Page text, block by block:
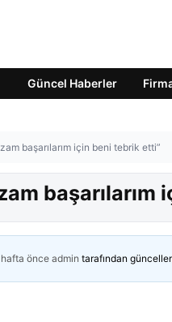
Güncel Haberler
başarılarım için beni tebrik etti”
önce admin tarafından